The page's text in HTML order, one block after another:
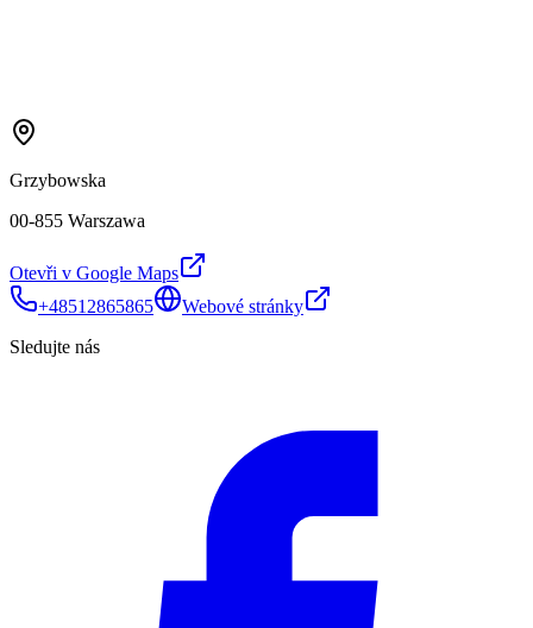
Grzybowska
00-855 Warszawa
Otevři v Google Maps
+48512865865
Webové stránky
Sledujte nás